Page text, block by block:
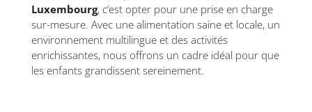
Luxembourg, c’est opter pour une prise en charge
sur-mesure. Avec une alimentation saine et locale, un
environnement multilingue et des activités
enrichissantes, nous offrons un cadre idéal pour que
les enfants grandissent sereinement.